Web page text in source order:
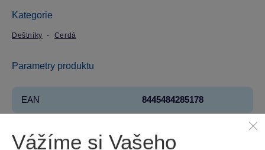
Kategorie
Deštníky Cerdá
Parametry produktu
EAN 8445484285178
Vážíme si Vašeho